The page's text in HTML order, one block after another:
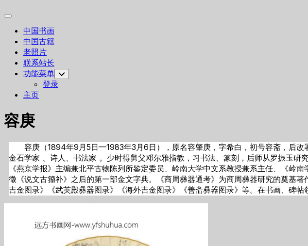
Expand
中国书画
中国古籍
老照片
联系站长
功能菜单 Toggle
Child
Menu
登录
主页
容庚
容庚（1894年9月5日—1983年3月6日），原名容肇庚，字希白，初号容斋，后改
金石学家 、诗人、书法家 。少时得舅父邓尔雅指教，习书法、篆刻，后师从罗振玉研
《燕京学报》主编兼北平古物陈列所鉴定委员、岭南大学中文系教授兼系主任、《岭
徵《说文古籀补》之后的第一部金文字典。《商周彝器通考》为商周彝器研究的奠基
吉金图录》《武英殿彝器图录》《海外吉金图录》《善斋彝器图录》等。在书画、碑帖